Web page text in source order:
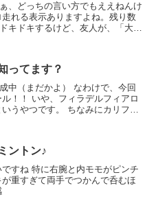
、どっちの言い方でもええねんけ
れる表示ありますよね。残り数
キドキするけど、友人が、「大丈
ってます？
中（まだかよ） なわけで、今回
！！ いや、フィラデルフィアロ
うやつです。 ちなみにカリフォ
ントン♪
すね 特に右腕と内モモがピンチ
重すぎて両手でつかんで呑むほ